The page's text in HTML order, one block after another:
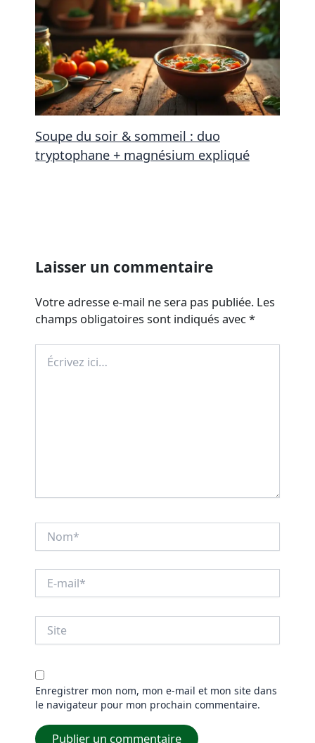
Soupe du soir & sommeil : duo
tryptophane + magnésium expliqué
Laisser un commentaire
Votre adresse e-mail ne sera pas publiée. Les
champs obligatoires sont indiqués avec*
ici…
mail*
Enregistrer mon nom, mon e-mail et mon site dans
le navigateur pour mon prochain commentaire.